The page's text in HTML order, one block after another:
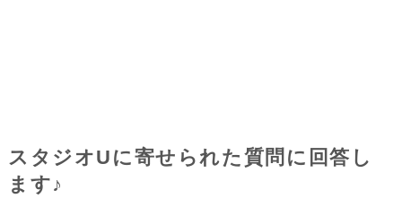
スタジオUに寄せられた質問に回答し
ます♪